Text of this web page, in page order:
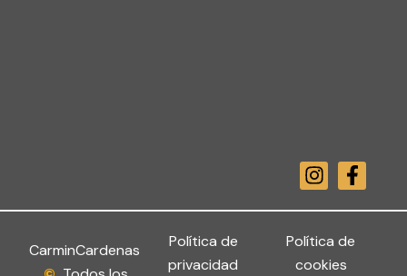
I
n
a
g
F
a
b
CarminCardenas
Política de
privacidad
Política de
cookies